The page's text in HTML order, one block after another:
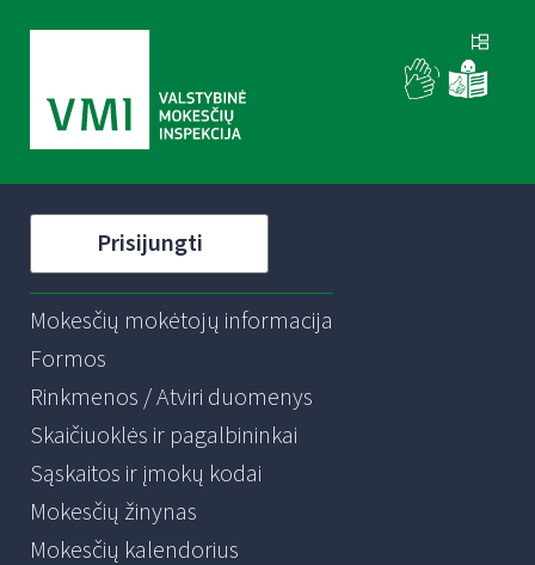
Prisijungti
Mokesčių mokėtojų informacija
Formos
Rinkmenos / Atviri duomenys
Skaičiuoklės ir pagalbininkai
Sąskaitos ir įmokų kodai
Mokesčių žinynas
Mokesčių kalendorius